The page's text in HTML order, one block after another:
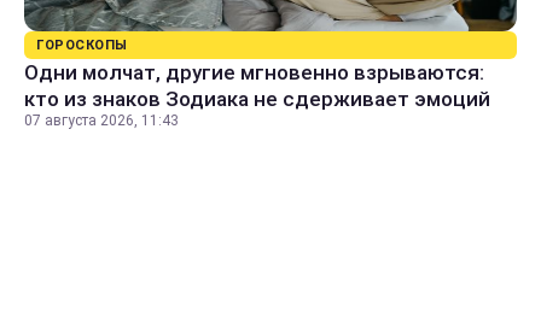
ГОРОСКОПЫ
Одни молчат, другие мгновенно взрываются:
кто из знаков Зодиака не сдерживает эмоций
07 августа 2026, 11:43